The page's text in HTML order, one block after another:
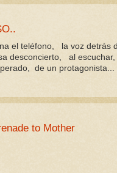
el teléfono, la voz detrás
desconcierto, al escuchar,
de un protagonista...
to Mother